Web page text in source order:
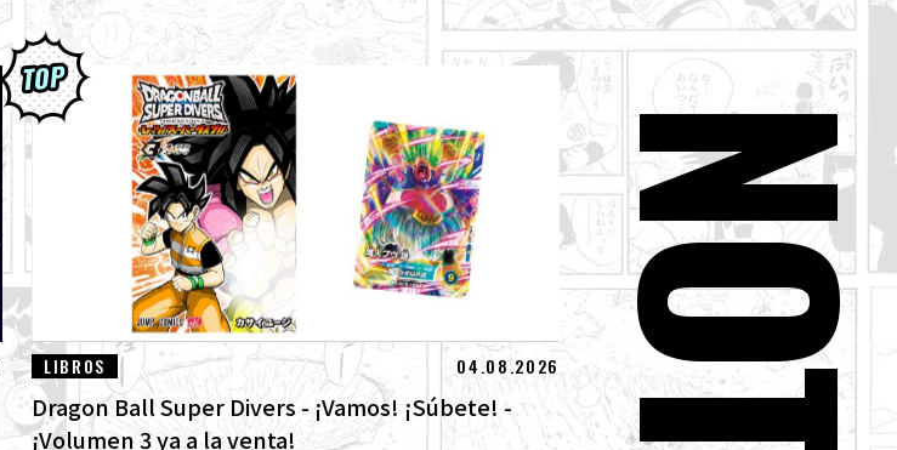
LIBROS 04.08.2026
Dragon Ball Super Divers - ¡Vamos! ¡Súbete! -
¡Volumen 3 ya a la venta!